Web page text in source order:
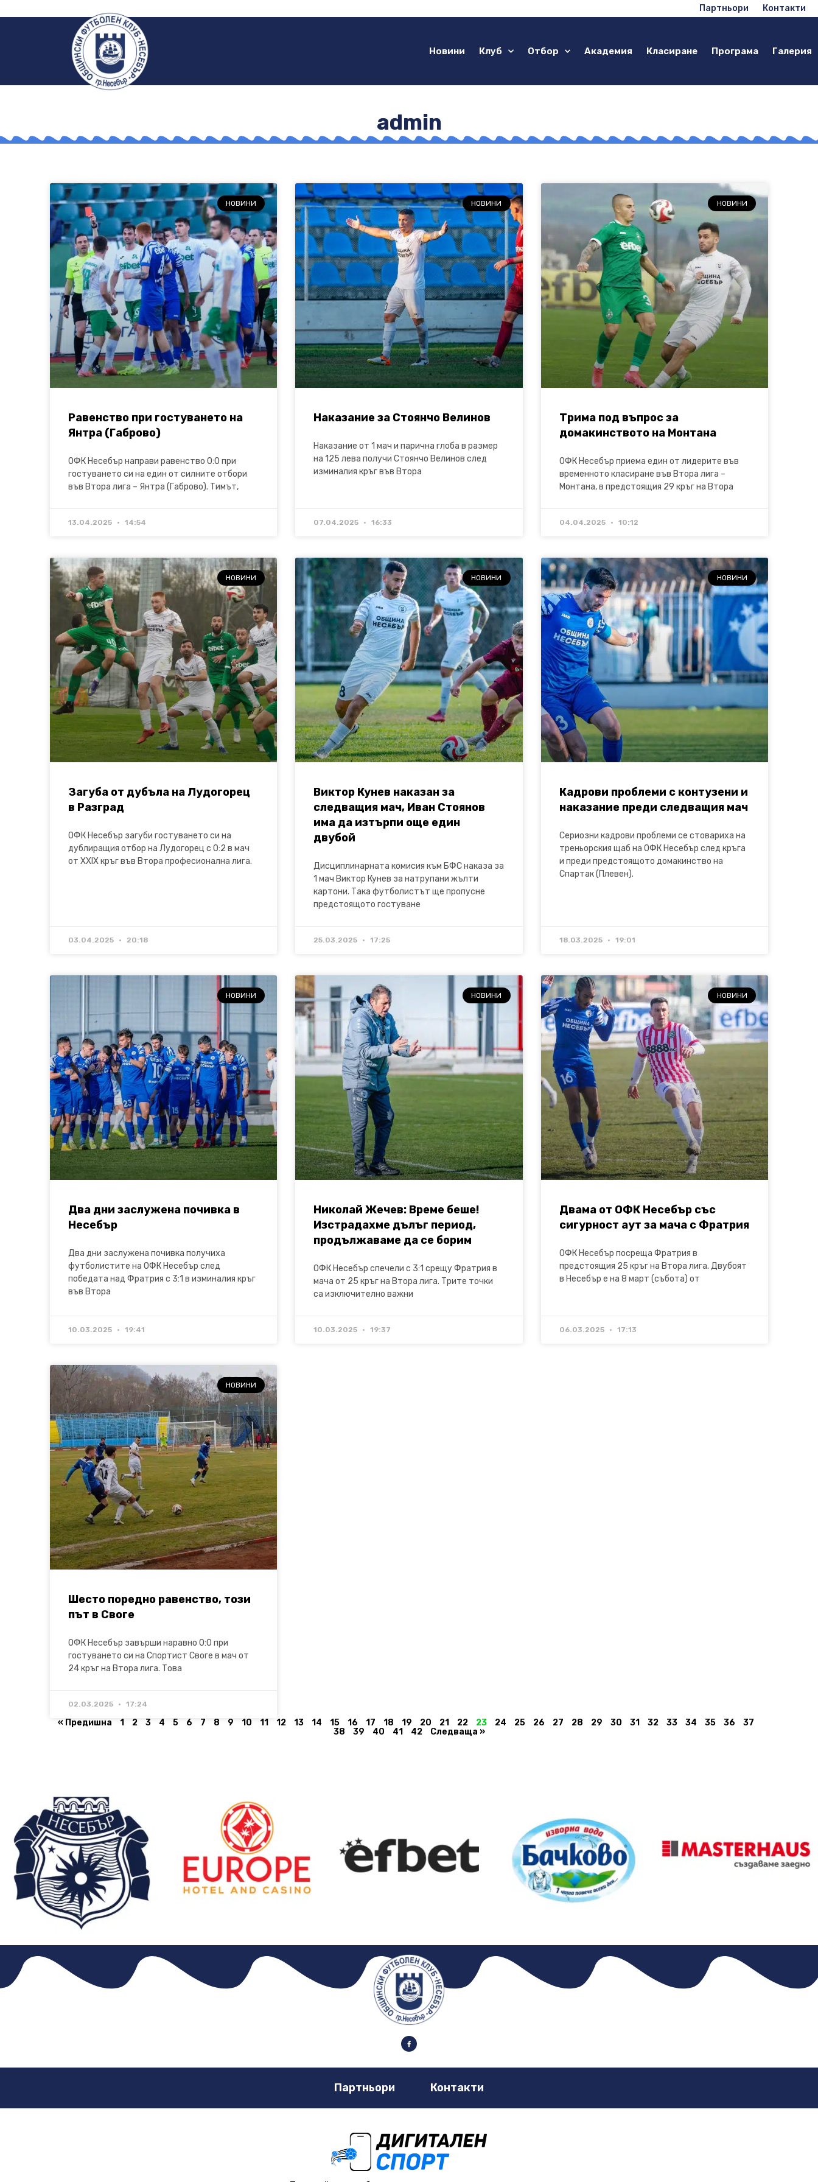
Партньори Контакти
Новини Клуб Отбор Академия Класиране Програма Галерия
admin
НОВИНИ
Равенство при гостуването на
Янтра (Габрово)
ОФК Несебър направи равенство 0:0 при
гостуването си на един от силните отбори
във Втора лига – Янтра (Габрово). Тимът,
13.04.2025 14:54
НОВИНИ
Наказание за Стоянчо Велинов
Наказание от 1 мач и парична глоба в размер
на 125 лева получи Стоянчо Велинов след
изминалия кръг във Втора
07.04.2025 16:33
НОВИНИ
Трима под въпрос за
домакинството на Монтана
ОФК Несебър приема един от лидерите във
временното класиране във Втора лига –
Монтана, в предстоящия 29 кръг на Втора
04.04.2025 10:12
НОВИНИ
Загуба от дубъла на Лудогорец
в Разград
ОФК Несебър загуби гостуването си на
дублиращия отбор на Лудогорец с 0:2 в мач
от XXIX кръг във Втора професионална лига.
03.04.2025 20:18
НОВИНИ
Виктор Кунев наказан за
следващия мач, Иван Стоянов
има да изтърпи още един
двубой
Дисциплинарната комисия към БФС наказа за
1 мач Виктор Кунев за натрупани жълти
картони. Така футболистът ще пропусне
предстоящото гостуване
25.03.2025 17:25
НОВИНИ
Кадрови проблеми с контузени и
наказание преди следващия мач
Сериозни кадрови проблеми се стовариха на
треньорския щаб на ОФК Несебър след кръга
и преди предстоящото домакинство на
Спартак (Плевен).
18.03.2025 19:01
НОВИНИ
Два дни заслужена почивка в
Несебър
Два дни заслужена почивка получиха
футболистите на ОФК Несебър след
победата над Фратрия с 3:1 в изминалия кръг
във Втора
10.03.2025 19:41
НОВИНИ
Николай Жечев: Време беше!
Изстрадахме дълъг период,
продължаваме да се борим
ОФК Несебър спечели с 3:1 срещу Фратрия в
мача от 25 кръг на Втора лига. Трите точки
са изключително важни
10.03.2025 19:37
НОВИНИ
Двама от ОФК Несебър със
сигурност аут за мача с Фратрия
ОФК Несебър посреща Фратрия в
предстоящия 25 кръг на Втора лига. Двубоят
в Несебър е на 8 март (събота) от
06.03.2025 17:13
НОВИНИ
Шесто поредно равенство, този
път в Своге
ОФК Несебър завърши наравно 0:0 при
гостуването си на Спортист Своге в мач от
24 кръг на Втора лига. Това
02.03.2025 17:24
« Предишна 1 2 3 4 5 6 7 8 9 10 11 12 13 14 15 16 17 18 19 20 21 22 23 24 25 26 27 28 29 30 31 32 33 34 35 36
37
38
39 40 41 42 Следваща »
Партньори Контакти